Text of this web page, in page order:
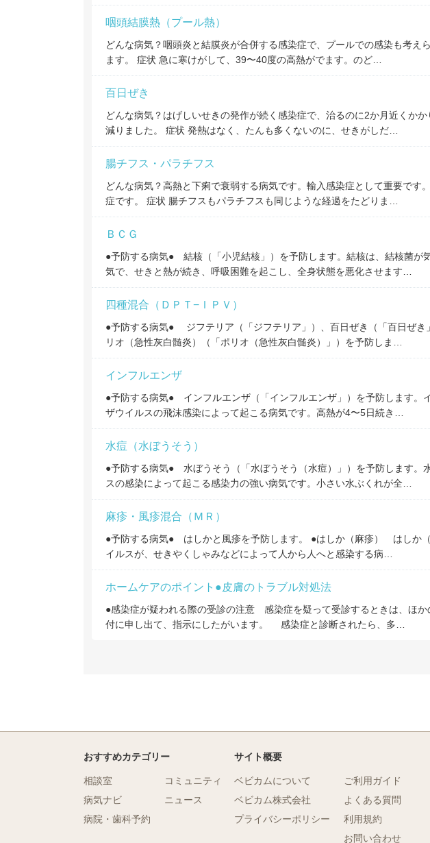
咽頭結膜熱（プール熱）
どんな病気？咽頭炎と結膜炎が合併する感染症で、プールでの感染も考え
ます。 症状 急に寒けがして、39〜40度の高熱がでます。のど…
百日ぜき
どんな病気？はげしいせきの発作が続く感染症で、治るのに2か月近くか
減りました。 症状 発熱はなく、たんも多くないのに、せきがしだ…
腸チフス・パラチフス
どんな病気？高熱と下痢で衰弱する病気です。輸入感染症として重要です
症です。 症状 腸チフスもパラチフスも同じような経過をたどりま…
ＢＣＧ
●予防する病気● 結核（「小児結核」）を予防します。結核は、結核菌が
気で、せきと熱が続き、呼吸困難を起こし、全身状態を悪化させます…
四種混合（ＤＰＴ−ＩＰＶ）
●予防する病気● ジフテリア（「ジフテリア」）、百日ぜき（「百日ぜき
リオ（急性灰白髄炎）（「ポリオ（急性灰白髄炎）」）を予防しま…
インフルエンザ
●予防する病気● インフルエンザ（「インフルエンザ」）を予防します。
ザウイルスの飛沫感染によって起こる病気です。高熱が4〜5日続き…
水痘（水ぼうそう）
●予防する病気● 水ぼうそう（「水ぼうそう（水痘）」）を予防します。
スの感染によって起こる感染力の強い病気です。小さい水ぶくれが全…
麻疹・風疹混合（ＭＲ）
●予防する病気● はしかと風疹を予防します。 ●はしか（麻疹） はしか
イルスが、せきやくしゃみなどによって人から人へと感染する病…
ホームケアのポイント●皮膚のトラブル対処法
●感染症が疑われる際の受診の注意 感染症を疑って受診するときは、ほか
付に申し出て、指示にしたがいます。 感染症と診断されたら、多…
おすすめカテゴリー
相談室
病気ナビ
病院・歯科予約
コミュニティ
ニュース
サイト概要
ベビカムについて
ベビカム株式会社
プライバシーポリシー
ご利用ガイド
よくある質問
利用規約
お問い合わせ